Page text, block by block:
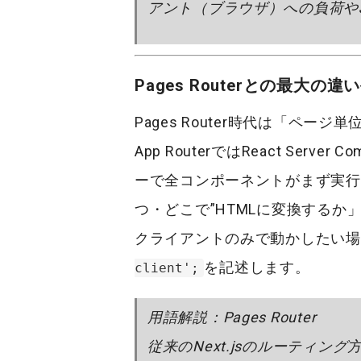
アント（ブラウザ）への負荷
Pages Routerとの最大の違
Pages Router時代は「ページ単
App RouterではReact Server
ーで全コンポーネントがまず実
つ・どこで”HTMLに変換するか
クライアントのみで動かしたい
client'; を記述します。
用語解説：Pages Router
従来のNext.jsのルーティング